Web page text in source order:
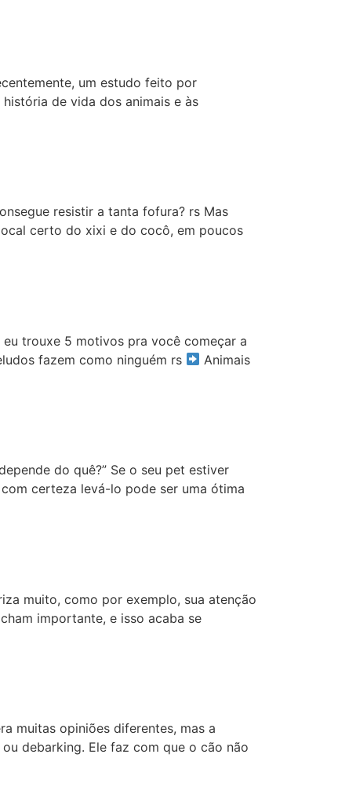
um estudo feito por
de vida dos animais e às
resistir a tanta fofura? rs Mas
certo do xixi e do cocô, em poucos
trouxe 5 motivos pra você começar a
fazem como ninguém rs
Animais
do quê?” Se o seu pet estiver
certeza levá-lo pode ser uma ótima
muito, como por exemplo, sua atenção
importante, e isso acaba se
muitas opiniões diferentes, mas a
debarking. Ele faz com que o cão não